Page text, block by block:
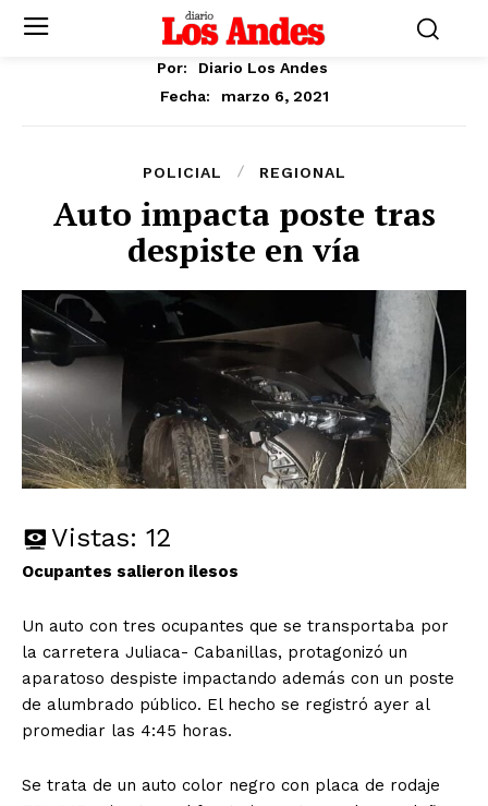
Por:
Diario Los Andes
Fecha:
marzo 6, 2021
POLICIAL REGIONAL
Auto impacta poste tras
despiste en vía
Vistas: 12
Ocupantes salieron ilesos
Un auto con tres ocupantes que se transportaba por
la carretera Juliaca- Cabanillas, protagonizó un
aparatoso despiste impactando además con un poste
de alumbrado público. El hecho se registró ayer al
promediar las 4:45 horas.
Se trata de un auto color negro con placa de rodaje